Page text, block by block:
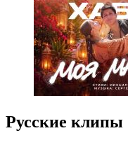
Русские клипы